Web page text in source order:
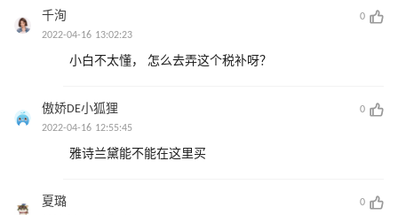
千洵
0
2022-04-16 13:02:23
小白不太懂， 怎么去弄这个税补呀？
傲娇DE小狐狸
0
2022-04-16 12:55:45
雅诗兰黛能不能在这里买
夏璐
0